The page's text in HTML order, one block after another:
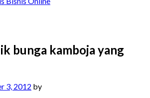
bunga kamboja yang
3, 2012 by